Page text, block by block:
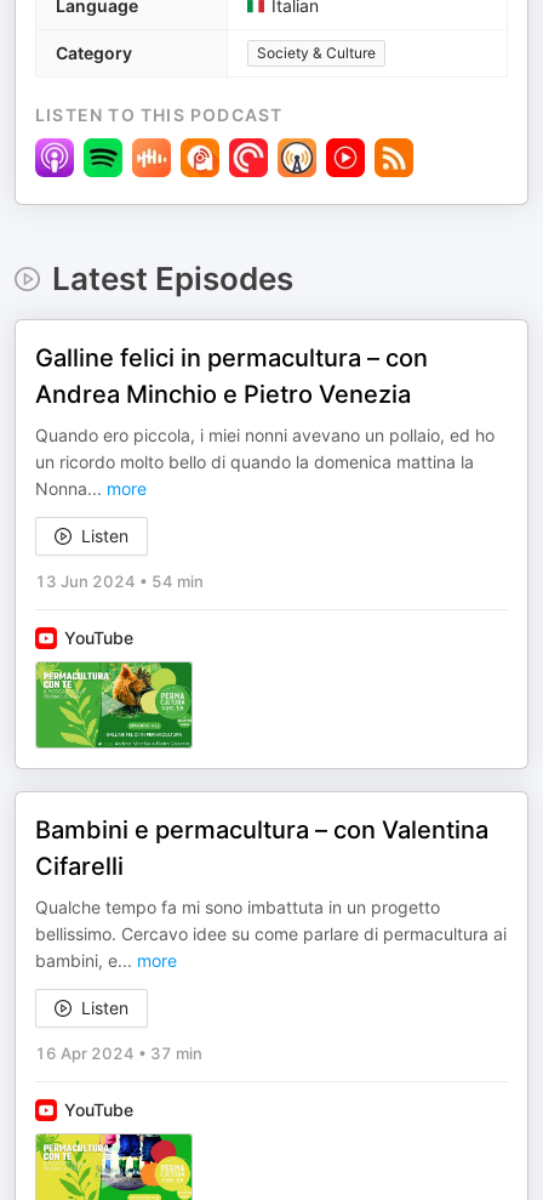
Language Italian
Category Society & Culture
LISTEN TO THIS PODCAST
Latest Episodes
Galline felici in permacultura – con
Andrea Minchio e Pietro Venezia
Quando ero piccola, i miei nonni avevano un pollaio, ed ho
un ricordo molto bello di quando la domenica mattina la
Nonna... more
Listen
13 Jun 2024 • 54 min
YouTube
Bambini e permacultura – con Valentina
Cifarelli
Qualche tempo fa mi sono imbattuta in un progetto
bellissimo. Cercavo idee su come parlare di permacultura ai
bambini, e... more
Listen
16 Apr 2024 • 37 min
YouTube